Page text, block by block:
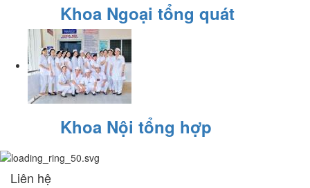
Khoa Ngoại tổng quát
Khoa Nội tổng hợp
Liên hệ